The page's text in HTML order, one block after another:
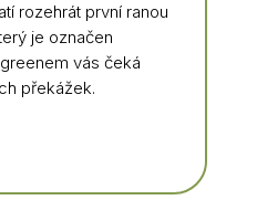
rozehrát první ranou
je označen
vás čeká
překážek.